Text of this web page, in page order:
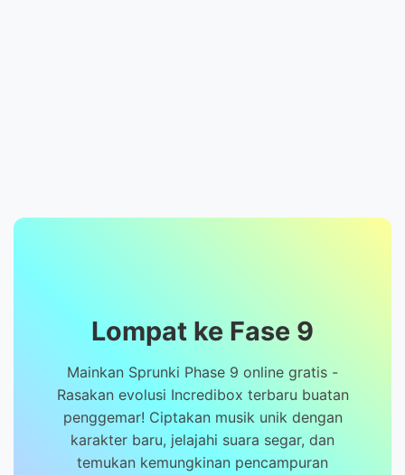
Lompat ke Fase 9
Mainkan Sprunki Phase 9 online gratis -
Rasakan evolusi Incredibox terbaru buatan
penggemar! Ciptakan musik unik dengan
karakter baru, jelajahi suara segar, dan
temukan kemungkinan pencampuran